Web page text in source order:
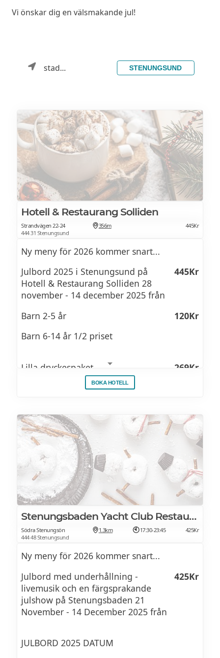
Vi önskar dig en välsmakande jul!
stad... STENUNGSUND
Hotell & Restaurang Solliden
Strandvägen 22-24
444 31 Stenungsund
356m 445Kr
Ny meny för 2026 kommer snart...
Julbord 2025 i Stenungsund på
Hotell & Restaurang Solliden 28
november - 14 december 2025 från
445Kr
Barn 2-5 år
120Kr
Barn 6-14 år 1/2 priset
Lilla dryckespaket
269Kr
1 snaps, 2 öl/vin eller cider
Stora dryckespaketet
449Kr
2 snaps, 3 öl/vin eller cider
JULBORD PÅ VARDAGSLUNCHEN
445Kr
12 december 2025 kl. 11:30-15:00
TORSDAGAR & FREDAGSKVÄLLAR
745Kr
Julbord serveras efter kl. 18.00
LÖRDAGAR
745Kr
kl. 15 och 19
13:00-16:00
BOKA HOTELL
Stenungsbaden Yacht Club Restaurang
Södra Stenungsön
444 48 Stenungsund
1.3km 17:30-23:45 425Kr
Ny meny för 2026 kommer snart...
Julbord med underhållning -
livemusik och en färgsprakande
julshow på Stenungsbaden 21
November - 14 December 2025 från
425Kr
JULBORD 2025 DATUM